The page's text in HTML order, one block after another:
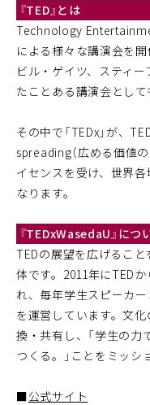
『TED』とは
Technology
による様々な講演会を
ビル・ゲイツ、スティ
たことある講演会として
その中で「TEDx」が、
spreading（広める価値
イセンスを受け、世界
なります。
『TEDxWasedaU』につ
TEDの展望を広げるこ
体です。2011年にTED
れ、毎年学生スピーカ
を運営しています。文
換・共有し、「学生の力
つくる。」ことをミッシ
■公式サイト